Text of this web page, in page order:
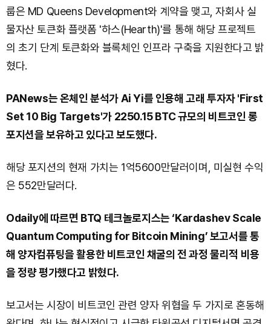
룹은 MD Queens Development와 계약을 맺고, 자회사 실
물자산 토큰화 플랫폼 '하스(Hearth)'를 통해 해당 프로젝트
의 초기 단계 토큰화와 블록체인 인프라 구축을 지원한다고 밝
혔다.
PANews는 온체인 분석가 Ai Yi를 인용해 고래 투자자 'First
Set 10 Big Targets'가 2250.15 BTC 규모의 비트코인 롱
포지션을 보유하고 있다고 보도했다.
해당 포지션의 현재 가치는 1억5600만달러이며, 미실현 수익
은 552만달러다.
Odaily에 따르면 BTQ 테크놀로지스는 ‘Kardashev Scale
Quantum Computing for Bitcoin Mining’ 보고서를 통
해 양자컴퓨팅을 활용한 비트코인 채굴의 전 과정 물리적 비용
을 정량 평가했다고 밝혔다.
보고서는 시장이 비트코인 관련 양자 위협을 두 가지로 혼동해